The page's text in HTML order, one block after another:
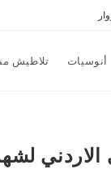
أنوسيات تلاطيش
لشهر 1 سنة